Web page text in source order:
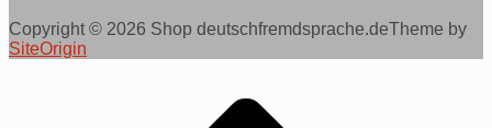
Copyright © 2026 Shop deutschfremdsprache.deTheme by
SiteOrigin